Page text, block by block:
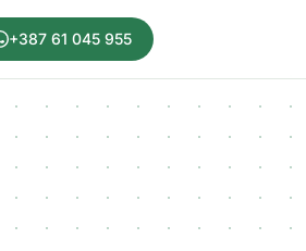
+387 61 045 955